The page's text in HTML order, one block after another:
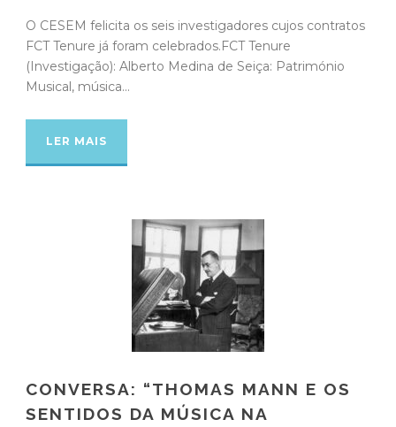
O CESEM felicita os seis investigadores cujos contratos
FCT Tenure já foram celebrados.FCT Tenure
(Investigação): Alberto Medina de Seiça: Património
Musical, música...
LER MAIS
CONVERSA: “THOMAS MANN E OS
SENTIDOS DA MÚSICA NA